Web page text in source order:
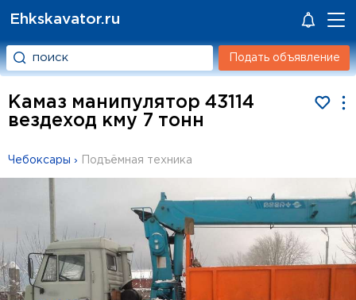
Ehkskavator.ru
Подать объявление
Камаз манипулятор 43114
вездеход кму 7 тонн
Чебоксары › Подъёмная техника